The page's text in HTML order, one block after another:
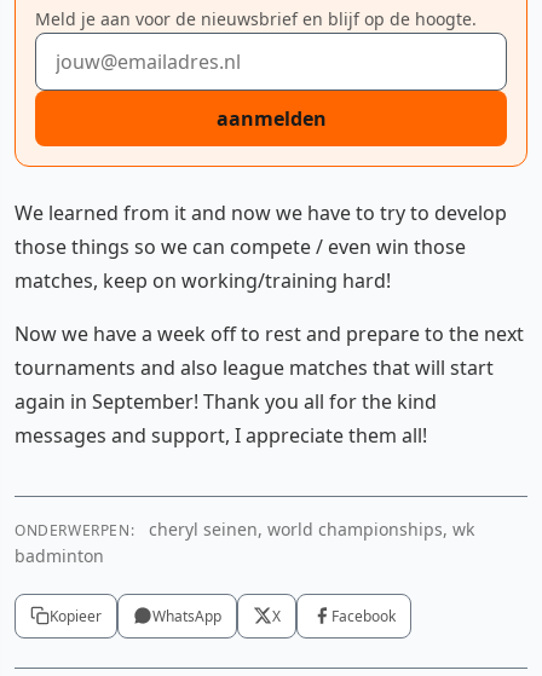
Meld je aan voor de nieuwsbrief en blijf op de hoogte.
E-mailadres
aanmelden
We learned from it and now we have to try to develop
those things so we can compete / even win those
matches, keep on working/training hard!
Now we have a week off to rest and prepare to the next
tournaments and also league matches that will start
again in September! Thank you all for the kind
messages and support, I appreciate them all!
ONDERWERPEN:
cheryl seinen, world championships, wk
badminton
Kopieer WhatsApp X Facebook